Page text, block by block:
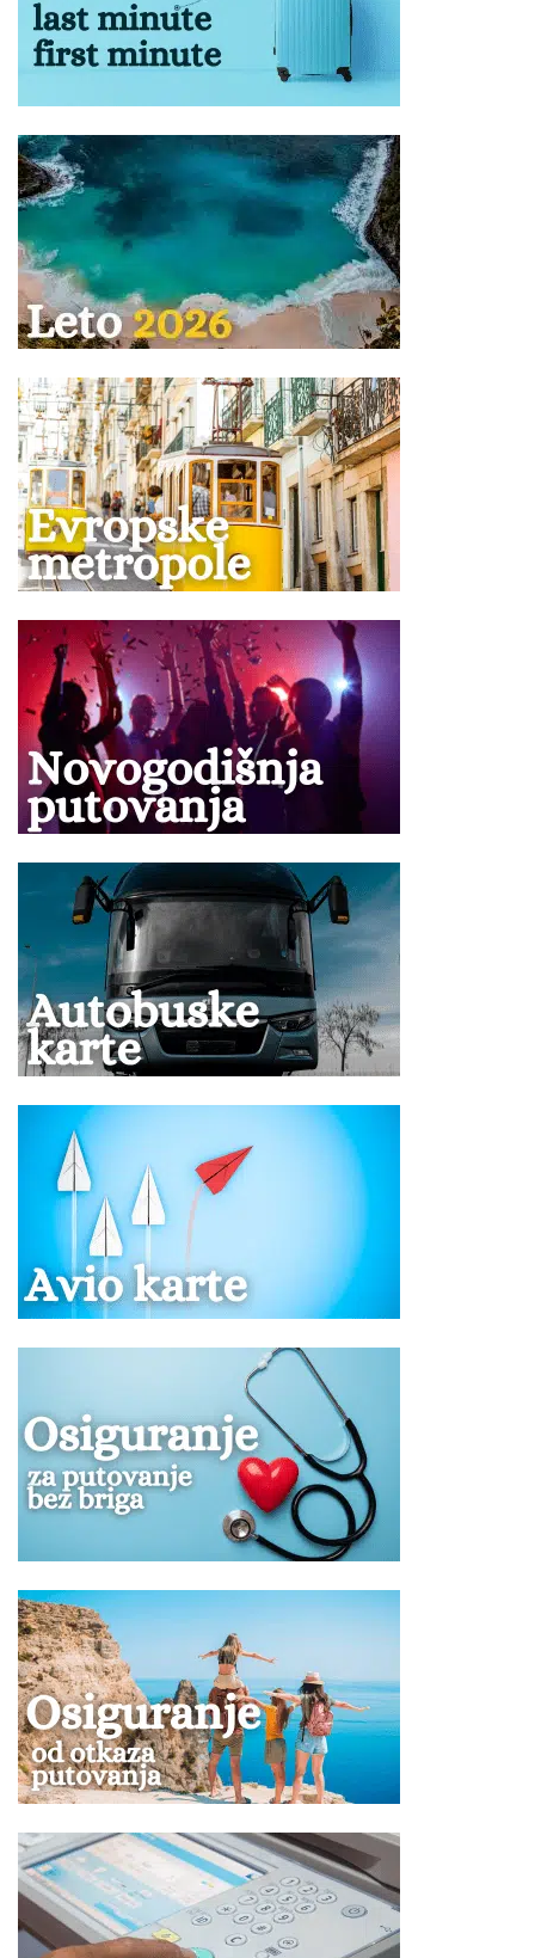
ulje, kao i ostale zapaljive tečnosti; pesak i kamenje;
ćebad i jastuci; kuhinjsko posuđe i ostala oprema za
pripremu zimnice; stolice za plažu, životinje, kao i druga
roba koja nije za ličnu upotrebu).
Obeležite vaš prtljag: ime, prezime, telefon, kako bi u
slučaju gubitka lakše bio pronađen.
Za zaboravljene stvari agencija kao prevoznik ne
odgovara.
Prtljag koji je primljen na prevoz biće obeležen
agencijskim nalepnicama.
Prtljag bez nalepnice neće biti primljen na prevoz.
Vaša je odgovornost da proverite da li je Vaš prtljag
Ukoliko Vam ponuda za Vila LIOTRIVI BEACH Gerakini ne
odgovara pogledajte ponudu ostalih smeštaja u letovalištu
Gerakiniili u ostalim letovalištima na poluostrvu
severnom deluGrčke